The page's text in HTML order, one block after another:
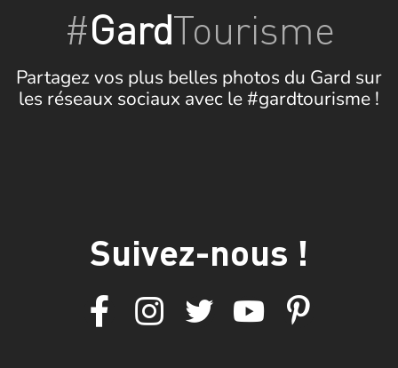
#GardTourisme
Partagez vos plus belles photos du Gard sur
les réseaux sociaux avec le #gardtourisme !
Suivez-nous !